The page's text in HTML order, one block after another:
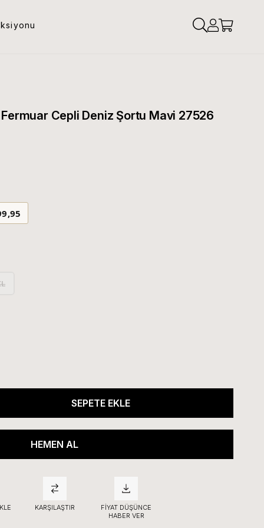
Cepli Deniz Şortu Mavi 27526
KARŞILAŞTIR
FIYAT DÜŞÜNCE
HABER VER